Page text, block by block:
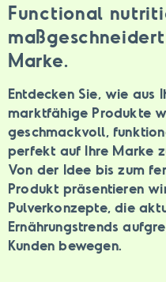
Functional
Marke.
Entdecken Sie, wie aus
marktfähige Produkte
geschmackvoll,
perfekt auf Ihre Marke
Von der Idee bis zum
Produkt präsentieren
Pulverkonzepte, die
Ernährungstrends
Kunden bewegen.